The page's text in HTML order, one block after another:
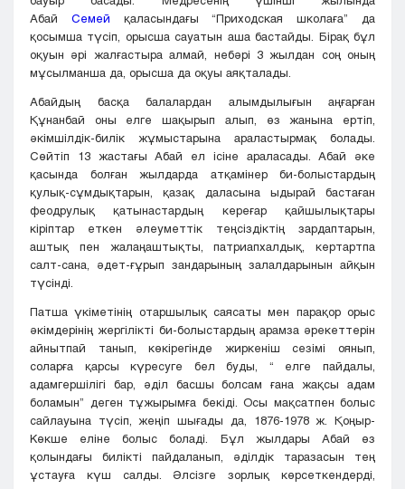
Абай Семей қаласындағы “Приходская школаға” да
қосымша түсіп, орысша сауатын аша бастайды. Бірақ бұл
оқуын әрі жалғастыра алмай, небәрі 3 жылдан соң оның
мұсылманша да, орысша да оқуы аяқталады.
Абайдың басқа балалардан алымдылығын аңғарған
Құнанбай оны елге шақырып алып, өз жанына ертіп,
әкімшілдік-билік жұмыстарына араластырмақ болады.
Сөйтіп 13 жастағы Абай ел ісіне араласады. Абай әке
қасында болған жылдарда атқамінер би-болыстардың
қулық-сұмдықтарын, қазақ даласына ыдырай бастаған
феодрулық қатынастардың кереғар қайшылықтары
кіріптар еткен әлеуметтік теңсіздіктің зардаптарын,
аштық пен жалаңаштықты, патриапхалдық, кертартпа
салт-сана, әдет-ғұрып зандарының залалдарынын айқын
түсінді.
Патша үкіметінің отаршылық саясаты мен парақор орыс
әкімдерінің жергілікті би-болыстардың арамза әрекеттерін
айнытпай танып, көкірегінде жиркеніш сезімі оянып,
соларға қарсы күресуге бел буды, “ елге пайдалы,
адамгершілігі бар, әділ басшы болсам ғана жақсы адам
боламын” деген тұжырымға бекіді. Осы мақсатпен болыс
сайлауына түсіп, жеңіп шығады да, 1876-1978 ж. Қоңыр-
Көкше еліне болыс боладі. Бұл жылдары Абай өз
қолындағы билікті пайдаланып, әділдік таразасын тең
ұстауға күш салды. Әлсізге зорлық көрсеткендерді,